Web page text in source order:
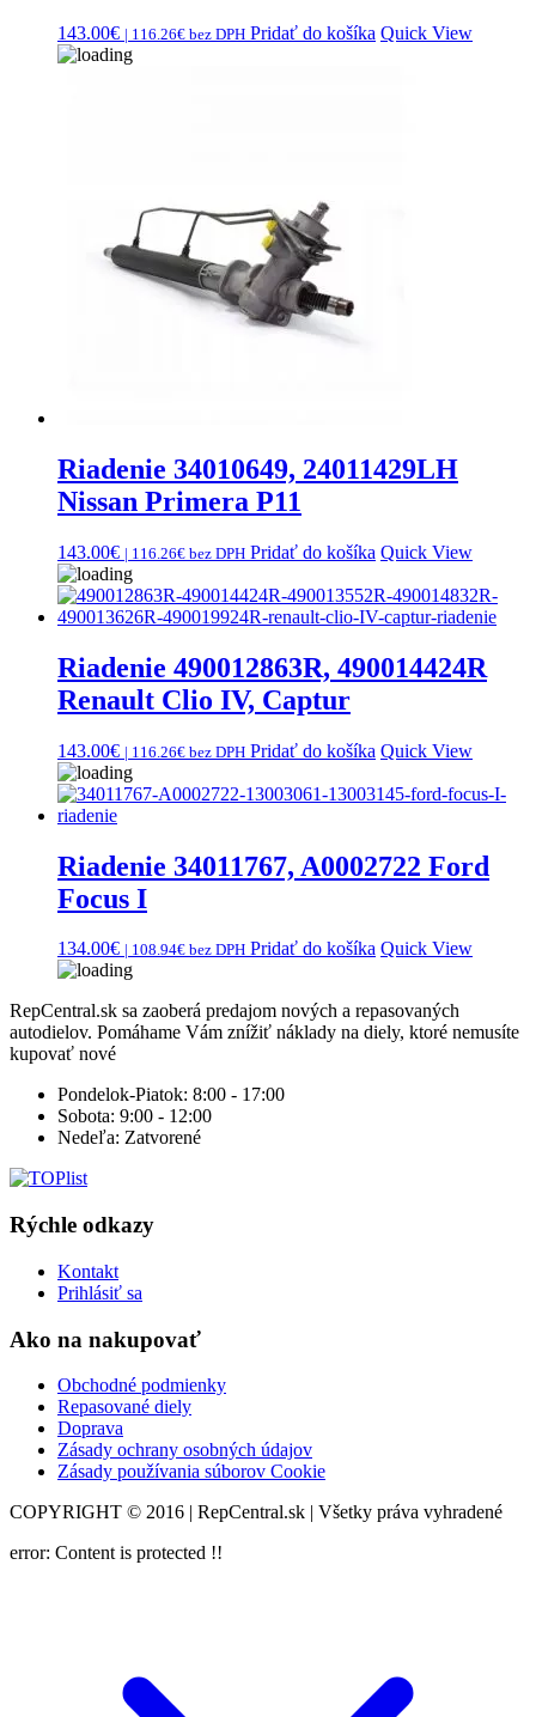
143.00€ | 116.26€ bez DPH Pridať do košíka Quick View
Riadenie 34010649, 24011429LH
Nissan Primera P11
143.00€ | 116.26€ bez DPH Pridať do košíka Quick View
Riadenie 490012863R, 490014424R
Renault Clio IV, Captur
143.00€ | 116.26€ bez DPH Pridať do košíka Quick View
Riadenie 34011767, A0002722 Ford
Focus I
134.00€ | 108.94€ bez DPH Pridať do košíka Quick View
RepCentral.sk sa zaoberá predajom nových a repasovaných
autodielov. Pomáhame Vám znížiť náklady na diely, ktoré nemusíte
kupovať nové
Pondelok-Piatok: 8:00 - 17:00
Sobota: 9:00 - 12:00
Nedeľa: Zatvorené
Rýchle odkazy
Kontakt
Prihlásiť sa
Ako na nakupovať
Obchodné podmienky
Repasované diely
Doprava
Zásady ochrany osobných údajov
Zásady používania súborov Cookie
COPYRIGHT © 2016 | RepCentral.sk | Všetky práva vyhradené
error: Content is protected !!